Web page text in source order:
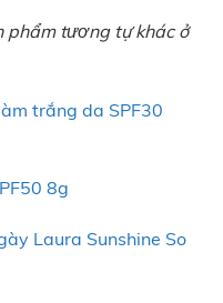
phẩm tương tự khác ở
trắng da SPF30
8g
Laura Sunshine So